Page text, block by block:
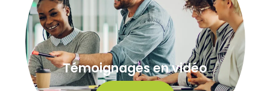
Témoignages en vidéo